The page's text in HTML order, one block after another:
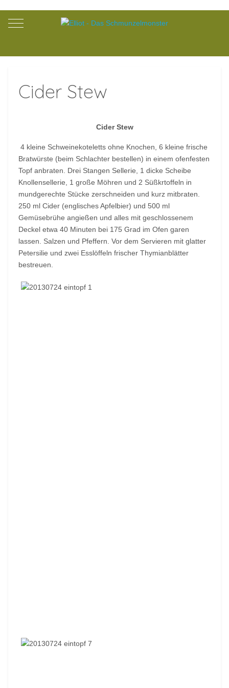
Mobile Menu Toggle
Cider Stew
Cider Stew
4 kleine Schweinekoteletts ohne Knochen, 6 kleine frische
Bratwürste (beim Schlachter bestellen) in einem ofenfesten
Topf anbraten. Drei Stangen Sellerie, 1 dicke Scheibe
Knollensellerie, 1 große Möhren und 2 Süßkrtoffeln in
mundgerechte Stücke zerschneiden und kurz mitbraten.
250 ml Cider (englisches Apfelbier) und 500 ml
Gemüsebrühe angießen und alles mit geschlossenem
Deckel etwa 40 Minuten bei 175 Grad im Ofen garen
lassen. Salzen und Pfeffern. Vor dem Servieren mit glatter
Petersilie und zwei Esslöffeln frischer Thymianblätter
bestreuen.